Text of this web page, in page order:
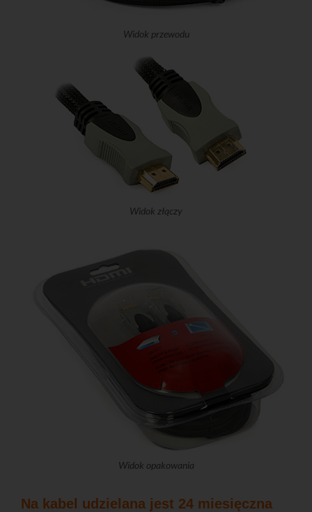
Widok przewodu
Widok złączy
Widok opakowania
Na kabel udzielana jest 24 miesięczna